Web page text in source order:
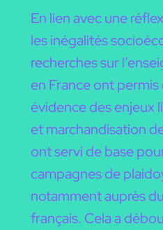
En lien avec une
les inégalités
recherches sur
en France ont
évidence des enjeux
et marchandisation
ont servi de base
campagnes de
notamment auprès
français. Cela a